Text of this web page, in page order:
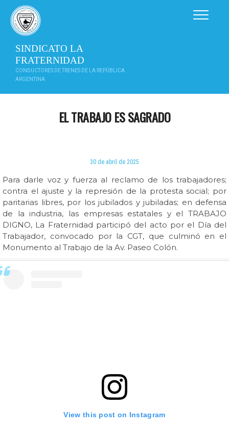
contenido
SINDICATO LA
FRATERNIDAD
CONDUCTORES DE TRENES DE LA REPÚBLICA
ARGENTINA
EL TRABAJO ES SAGRADO
30 de abril de 2025
Para darle voz y fuerza al reclamo de los trabajadores;
contra el ajuste y la represión de la protesta social; por
paritarias libres, por los jubilados y jubiladas; en defensa
de la industria, las empresas estatales y el TRABAJO
DIGNO, La Fraternidad participó del acto por el Día del
Trabajador, convocado por la CGT, que culminó en el
Monumento al Trabajo de la Av. Paseo Colón.
View this post on Instagram